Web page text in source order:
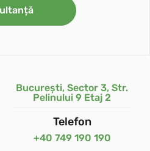
București, Sector 3, Str.
Pelinului 9 Etaj 2
Telefon
+40 749 190 190